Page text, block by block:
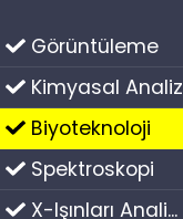
Görüntüleme
Kimyasal Analiz
Biyoteknoloji
Spektroskopi
X-Işınları Anali...